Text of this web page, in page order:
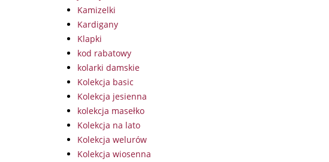
Kamizelki
Kardigany
Klapki
kod rabatowy
kolarki damskie
Kolekcja basic
Kolekcja jesienna
kolekcja masełko
Kolekcja na lato
Kolekcja welurów
Kolekcja wiosenna